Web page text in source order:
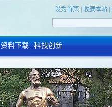
设为首页 收藏本站
资料下载 科技创新